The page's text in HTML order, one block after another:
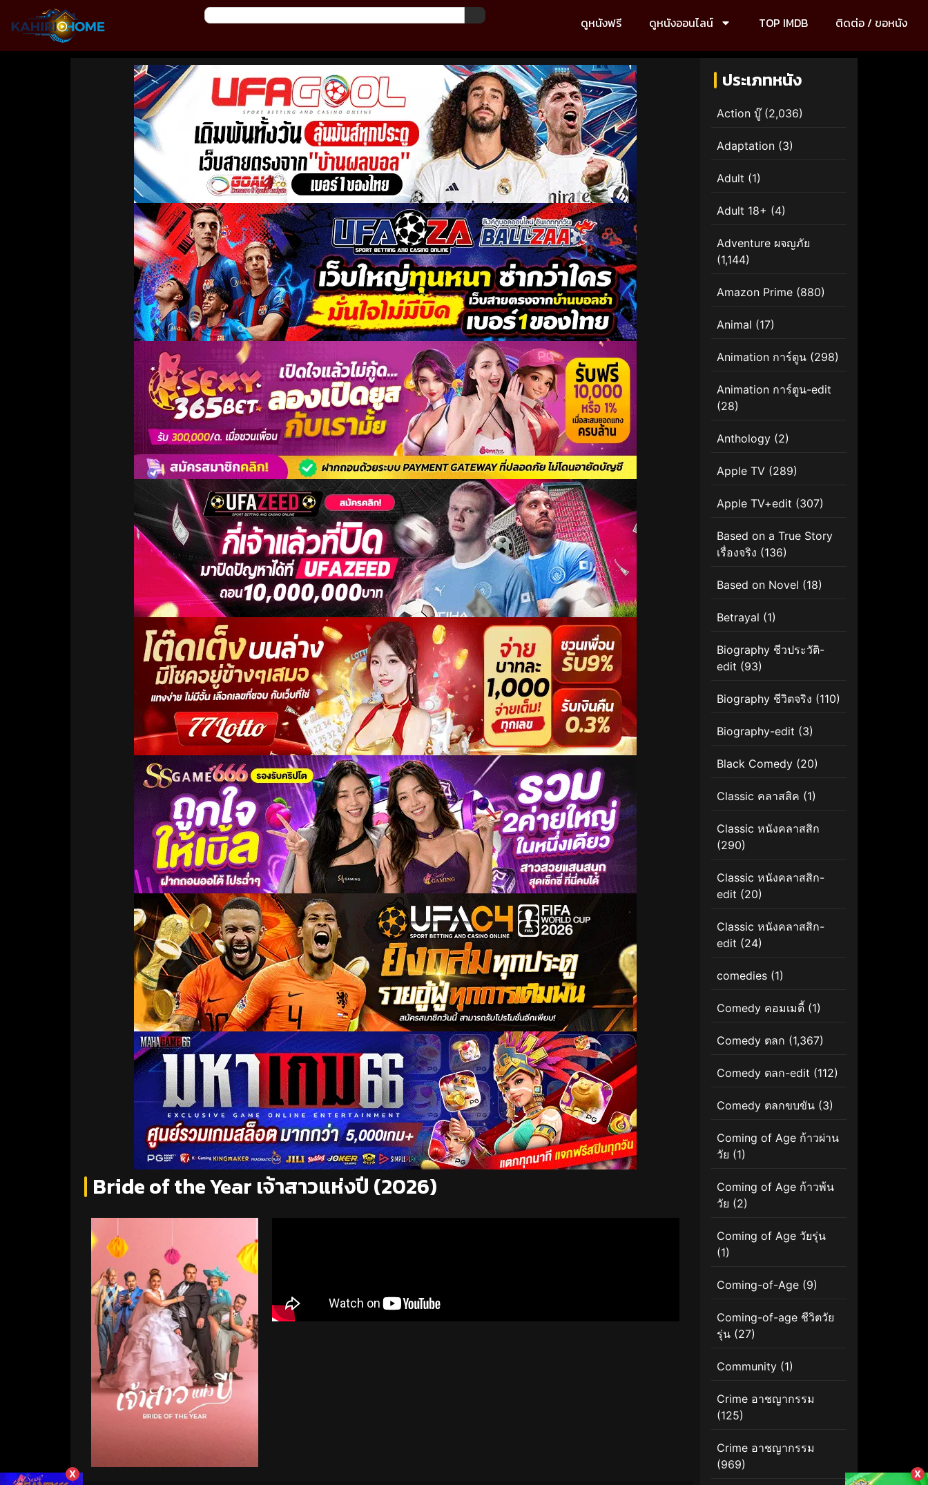
ดูหนังฟรี ดูหนังออนไลน์ TOP IMDB ติดต่อ / ขอหนัง
Bride of the Year เจ้าสาวแห่งปี (2026)
ประเภทหนัง
Action บู๊(2,036)
Adaptation (3)
Adult (1)
Adult 18+ (4)
Adventure ผจญภัย
(1,144)
Amazon Prime (880)
Animal (17)
Animation การ์ตูน (298)
Animation การ์ตูน-edit
(28)
Anthology (2)
Apple TV (289)
Apple TV+edit (307)
Based on a True Story
เรื่องจริง (136)
Based on Novel (18)
Betrayal (1)
Biography ชีวประวัติ-
edit (93)
Biography ชีวิตจริง (110)
Biography-edit (3)
Black Comedy (20)
Classic คลาสสิค (1)
Classic หนังคลาสสิก
(290)
Classic หนังคลาสสิก-
edit (20)
Classic หนังคลาสสิก-
edit (24)
comedies (1)
Comedy คอมเมดี้ (1)
Comedy ตลก (1,367)
Comedy ตลก-edit (112)
Comedy ตลกขบขัน (3)
Coming of Age ก้าวผ่าน
วัย (1)
Coming of Age ก้าวพ้น
วัย (2)
Coming of Age วัยรุ่น
(1)
Coming-of-Age (9)
Coming-of-age ชีวิตวัย
รุ่น (27)
Community (1)
Crime อาชญากรรม
(125)
Crime อาชญากรรม
(969)
X X